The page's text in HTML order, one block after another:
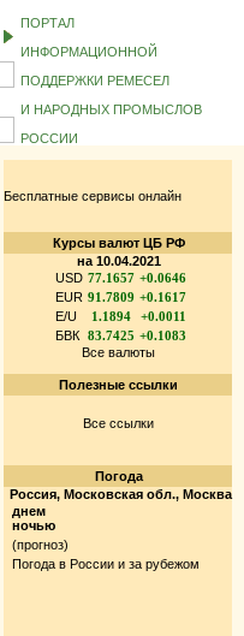
ПОРТАЛ
ИНФОРМАЦИОННОЙ
ПОДДЕРЖКИ РЕМЕСЕЛ
И НАРОДНЫХ ПРОМЫСЛОВ
РОССИИ
Бесплатные сервисы онлайн
Курсы валют ЦБ РФ
на 10.04.2021
USD 77.1657 +0.0646
EUR 91.7809 +0.1617
E/U
1.1894
+0.0011
БВК 83.7425 +0.1083
Все валюты
Полезные ссылки
Все ссылки
Погода
Россия, Московская обл., Москва
днем
ночью
(прогноз)
Погода в России и за рубежом